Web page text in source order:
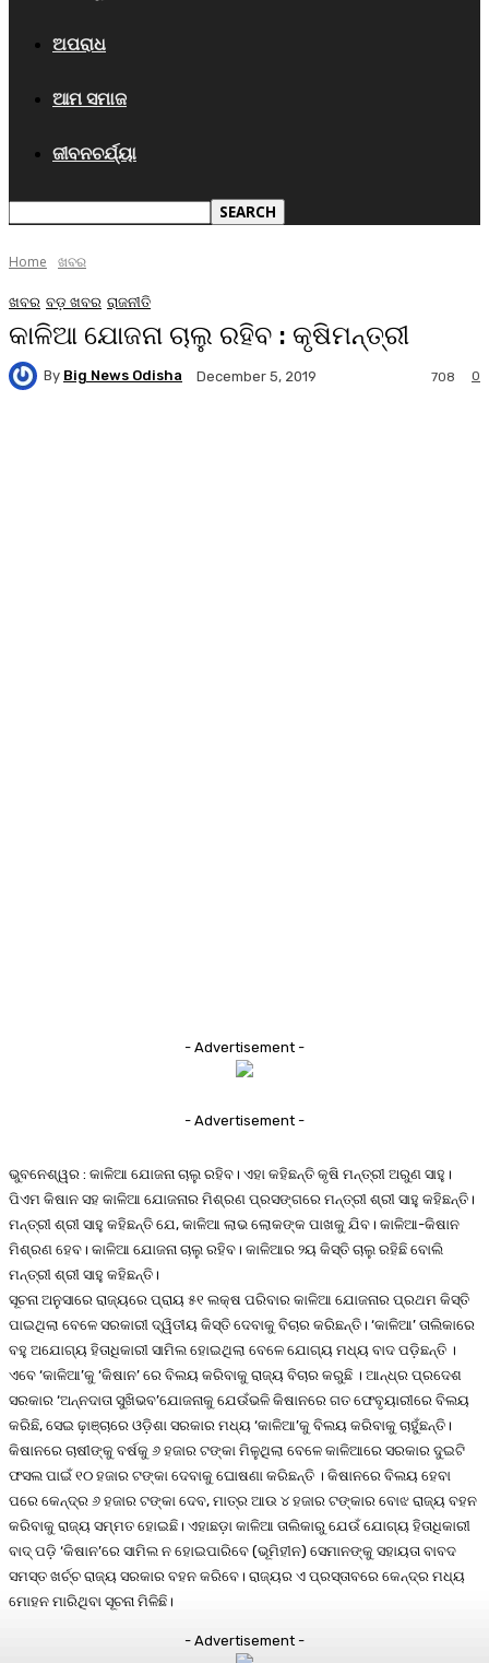
ଅପରାଧ
ଆମ ସମାଜ
ଜୀବନଚର୍ଯ୍ୟା
Home ଖବର
ଖବର ବଡ଼ ଖବର ରାଜନୀତି
କାଳିଆ ଯୋଜନା ଚାଲୁ ରହିବ : କୃଷିମନ୍ତ୍ରୀ
By Big News Odisha December 5, 2019 0
708
- Advertisement -
- Advertisement -
ଭୁବନେଶ୍ୱର : କାଳିଆ ଯୋଜନା ଚାଲୁ ରହିବ। ଏହା କହିଛନ୍ତି କୃଷି ମନ୍ତ୍ରୀ ଅରୁଣ ସାହୁ।
ପିଏମ କିଷାନ ସହ କାଳିଆ ଯୋଜନାର ମିଶ୍ରଣ ପ୍ରସଙ୍ଗରେ ମନ୍ତ୍ରୀ ଶ୍ରୀ ସାହୁ କହିଛନ୍ତି।
ମନ୍ତ୍ରୀ ଶ୍ରୀ ସାହୁ କହିଛନ୍ତି ଯେ, କାଳିଆ ଲାଭ ଲୋକଙ୍କ ପାଖକୁ ଯିବ। କାଳିଆ-କିଷାନ
ମିଶ୍ରଣ ହେବ। କାଳିଆ ଯୋଜନା ଚାଲୁ ରହିବ। କାଳିଆର ୨ୟ କିସ୍ତି ଚାଲୁ ରହିଛି ବୋଲି
ମନ୍ତ୍ରୀ ଶ୍ରୀ ସାହୁ କହିଛନ୍ତି।
ସୂଚନା ଅନୁସାରେ ରାଜ୍ୟରେ ପ୍ରାୟ ୫୧ ଲକ୍ଷ ପରିବାର କାଳିଆ ଯୋଜନାର ପ୍ରଥମ କିସ୍ତି
ପାଇଥିଲା ବେଳେ ସରକାରୀ ଦ୍ୱିତୀୟ କିସ୍ତି ଦେବାକୁ ବିଚାର କରିଛନ୍ତି। ‘କାଳିଆ’ ତାଲିକାରେ
ବହୁ ଅଯୋଗ୍ୟ ହିତାଧିକାରୀ ସାମିଲ ହୋଇଥିଲା ବେଳେ ଯୋଗ୍ୟ ମଧ୍ୟ ବାଦ ପଡ଼ିଛନ୍ତି ।
ଏବେ ‘କାଳିଆ’କୁ ‘କିଷାନ’ ରେ ବିଲୟ କରିବାକୁ ରାଜ୍ୟ ବିଚାର କରୁଛି । ଆନ୍ଧ୍ର ପ୍ରଦେଶ
ସରକାର ‘ଅନ୍ନଦାତା ସୁଖିଭବ’ଯୋଜନାକୁ ଯେଉଁଭଳି କିଷାନରେ ଗତ ଫେବୃୟାରୀରେ ବିଲୟ
କରିଛି, ସେଇ ଢ଼ାଞ୍ଚାରେ ଓଡ଼ିଶା ସରକାର ମଧ୍ୟ ‘କାଳିଆ’କୁ ବିଲୟ କରିବାକୁ ଚାହୁଁଛନ୍ତି।
କିଷାନରେ ଚାଷୀଙ୍କୁ ବର୍ଷକୁ ୬ ହଜାର ଟଙ୍କା ମିଳୁଥିଲା ବେଳେ କାଳିଆରେ ସରକାର ଦୁଇଟି
ଫସଲ ପାଇଁ ୧୦ ହଜାର ଟଙ୍କା ଦେବାକୁ ଘୋଷଣା କରିଛନ୍ତି । କିଷାନରେ ବିଲୟ ହେବା
ପରେ କେନ୍ଦ୍ର ୬ ହଜାର ଟଙ୍କା ଦେବ, ମାତ୍ର ଆଉ ୪ ହଜାର ଟଙ୍କାର ବୋଝ ରାଜ୍ୟ ବହନ
କରିବାକୁ ରାଜ୍ୟ ସମ୍ମତ ହୋଇଛି। ଏହାଛଡ଼ା କାଳିଆ ତାଲିକାରୁ ଯେଉଁ ଯୋଗ୍ୟ ହିତାଧିକାରୀ
ବାଦ୍ ପଡ଼ି ‘କିଷାନ’ରେ ସାମିଲ ନ ହୋଇପାରିବେ (ଭୂମିହୀନ) ସେମାନଙ୍କୁ ସହାୟତା ବାବଦ
ସମସ୍ତ ଖର୍ଚ୍ଚ ରାଜ୍ୟ ସରକାର ବହନ କରିବେ। ରାଜ୍ୟର ଏ ପ୍ରସ୍ତାବରେ କେନ୍ଦ୍ର ମଧ୍ୟ
ମୋହନ ମାରିଥିବା ସୂଚନା ମିଳିଛି।
- Advertisement -